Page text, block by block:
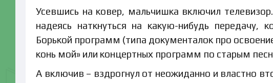
Усевшись на ковер, мальчишка включил
надеясь наткнуться на какую-нибудь передачу,
Борькой программ (типа документалок про
конь мой» или концертных программ по старым
А включив – вздрогнул от неожиданно и властно